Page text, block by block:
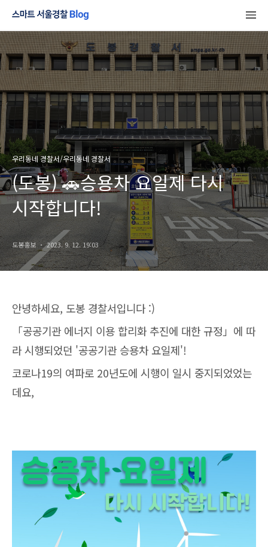
우리동네 경찰서/우리동네 경찰서
(도봉) 🚗승용차 요일제 다시
시작합니다!
도봉홍보 2023. 9. 12. 19:03
안녕하세요, 도봉 경찰서입니다 :)
「공공기관 에너지 이용 합리화 추진에 대한 규정」에 따
라 시행되었던 '공공기관 승용차 요일제'!
코로나19의 여파로 20년도에 시행이 일시 중지되었었는
데요,